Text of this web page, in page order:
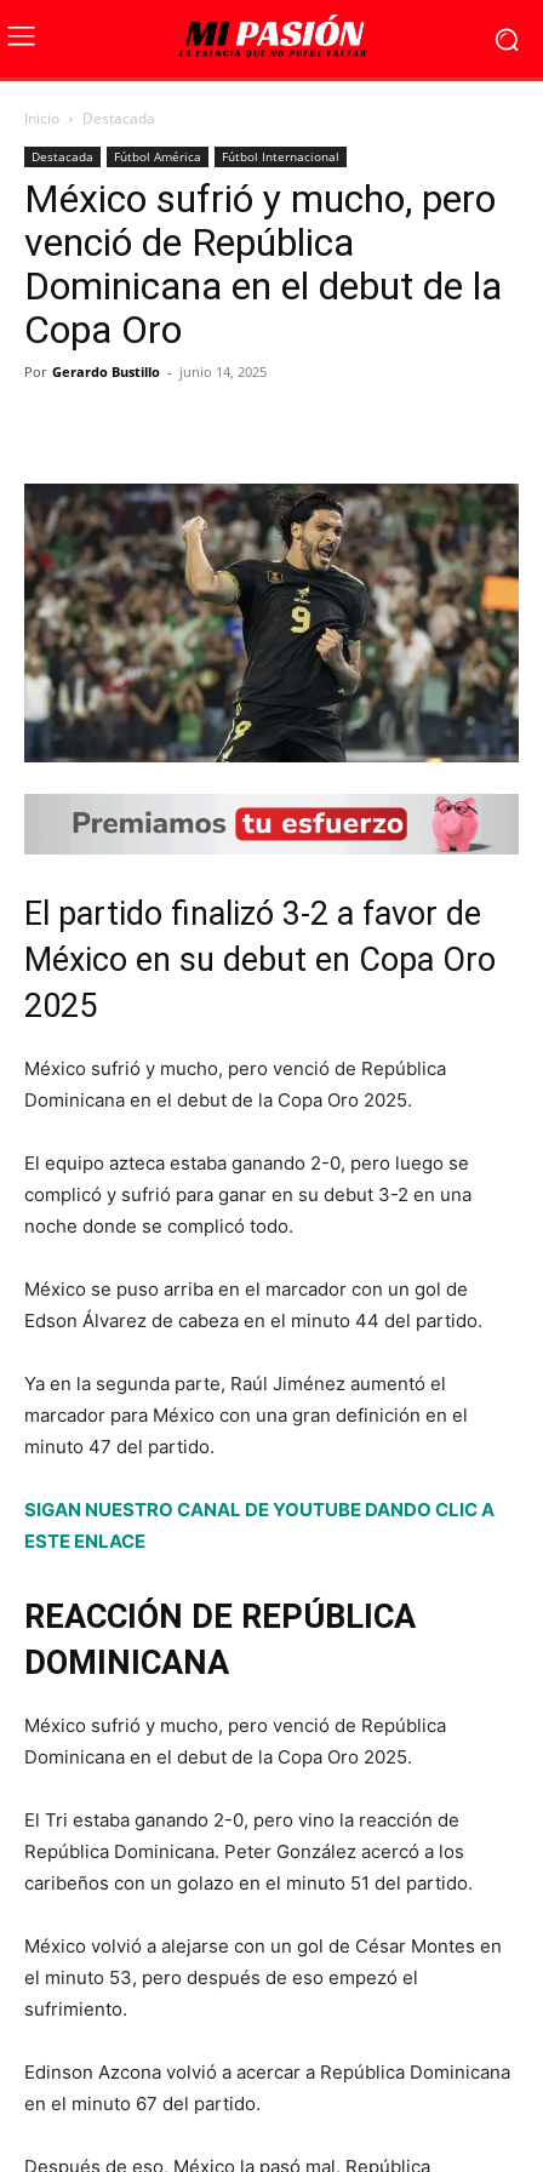
Inicio Destacada
Destacada Fútbol América Fútbol Internacional
México sufrió y mucho, pero
venció de República
Dominicana en el debut de la
Copa Oro
Por Gerardo Bustillo - junio 14, 2025
El partido finalizó 3-2 a favor de
México en su debut en Copa Oro
2025
México sufrió y mucho, pero venció de República
Dominicana en el debut de la Copa Oro 2025.
El equipo azteca estaba ganando 2-0, pero luego se
complicó y sufrió para ganar en su debut 3-2 en una
noche donde se complicó todo.
México se puso arriba en el marcador con un gol de
Edson Álvarez de cabeza en el minuto 44 del partido.
Ya en la segunda parte, Raúl Jiménez aumentó el
marcador para México con una gran definición en el
minuto 47 del partido.
SIGAN NUESTRO CANAL DE YOUTUBE DANDO CLIC A
ESTE ENLACE
REACCIÓN DE REPÚBLICA
DOMINICANA
México sufrió y mucho, pero venció de República
Dominicana en el debut de la Copa Oro 2025.
El Tri estaba ganando 2-0, pero vino la reacción de
República Dominicana. Peter González acercó a los
caribeños con un golazo en el minuto 51 del partido.
México volvió a alejarse con un gol de César Montes en
el minuto 53, pero después de eso empezó el
sufrimiento.
Edinson Azcona volvió a acercar a República Dominicana
en el minuto 67 del partido.
Después de eso, México la pasó mal, República